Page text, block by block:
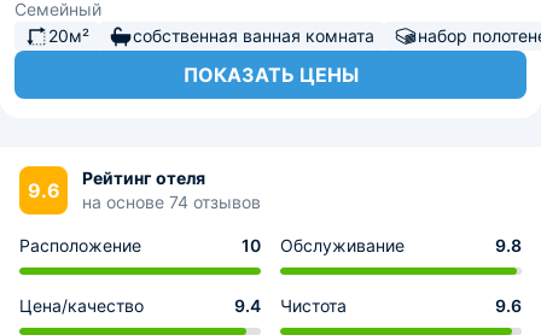
Семейный
20м²
собственная ванная комната набор
ПОКАЗАТЬ ЦЕНЫ
9.6
Рейтинг отеля
на основе 74 отзывов
Расположение 10 Обслуживание 9.8
Цена/качество 9.4 Чистота 9.6